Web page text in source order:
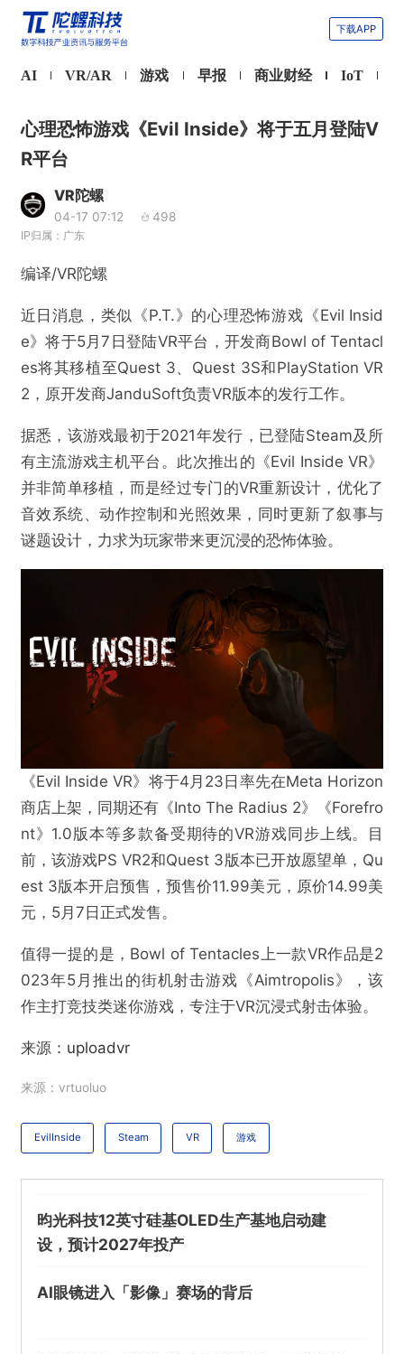
下载APP
AI VR/AR 游戏 早报 商业财经 IoT
@VR陀螺
台
心理恐怖游戏《Evil Inside》将于五月登陆V
R平台
VR陀螺
04-17 07:12 498
IP归属：广东
编译/VR陀螺
近日消息，类似《P.T.》的心理恐怖游戏《Evil Insid
e》将于5月7日登陆VR平台，开发商Bowl of Tentacl
es将其移植至Quest 3、Quest 3S和PlayStation VR
2，原开发商JanduSoft负责VR版本的发行工作。
据悉，该游戏最初于2021年发行，已登陆Steam及所
有主流游戏主机平台。此次推出的《Evil Inside VR》
并非简单移植，而是经过专门的VR重新设计，优化了
音效系统、动作控制和光照效果，同时更新了叙事与
谜题设计，力求为玩家带来更沉浸的恐怖体验。
《Evil Inside VR》将于4月23日率先在Meta Horizon
商店上架，同期还有《Into The Radius 2》《Forefro
nt》1.0版本等多款备受期待的VR游戏同步上线。目
前，该游戏PS VR2和Quest 3版本已开放愿望单，Qu
est 3版本开启预售，预售价11.99美元，原价14.99美
元，5月7日正式发售。
值得一提的是，Bowl of Tentacles上一款VR作品是2
023年5月推出的街机射击游戏《Aimtropolis》，该
作主打竞技类迷你游戏，专注于VR沉浸式射击体验。
来源： uploadvr
来源：vrtuoluo
EvilInside Steam VR 游戏
昀光科技12英寸硅基OLED生产基地启动建
设，预计2027年投产
AI眼镜进入「影像」赛场的背后